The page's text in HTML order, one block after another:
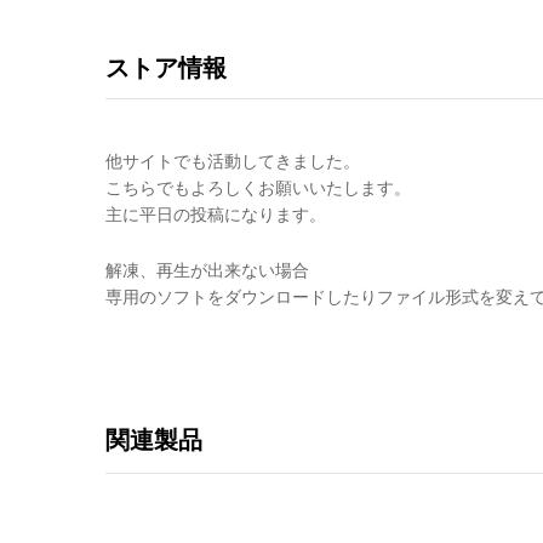
ストア情報
他サイトでも活動してきました。
こちらでもよろしくお願いいたします。
主に平日の投稿になります。
解凍、再生が出来ない場合
専用のソフトをダウンロードしたりファイル形式を変え
関連製品